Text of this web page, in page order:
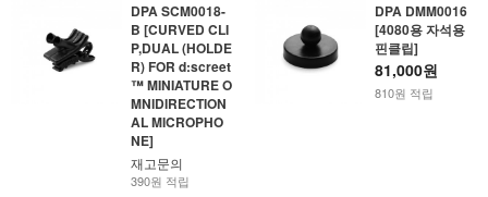
DPA SCM0018-
B [CURVED CLI
P,DUAL (HOLDE
R) FOR d:screet
™ MINIATURE O
MNIDIRECTION
AL MICROPHO
NE]
재고문의
390원 적립
DPA DMM0016
[4080용 자석용
핀클립]
81,000원
810원 적립